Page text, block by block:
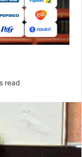
read